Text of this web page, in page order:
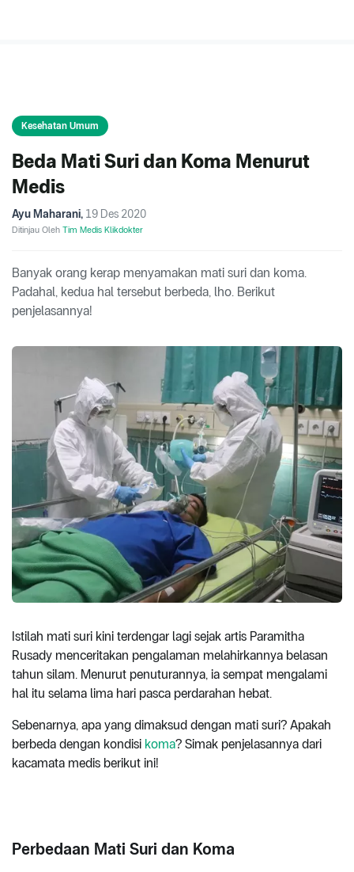
Kesehatan Umum
Beda Mati Suri dan Koma Menurut
Medis
Ayu Maharani, 19 Des 2020
Ditinjau Oleh Tim Medis Klikdokter
Banyak orang kerap menyamakan mati suri dan koma.
Padahal, kedua hal tersebut berbeda, lho. Berikut
penjelasannya!
Istilah mati suri kini terdengar lagi sejak artis Paramitha
Rusady menceritakan pengalaman melahirkannya belasan
tahun silam. Menurut penuturannya, ia sempat mengalami
hal itu selama lima hari pasca perdarahan hebat.
Sebenarnya, apa yang dimaksud dengan mati suri? Apakah
berbeda dengan kondisi koma? Simak penjelasannya dari
kacamata medis berikut ini!
Perbedaan Mati Suri dan Koma